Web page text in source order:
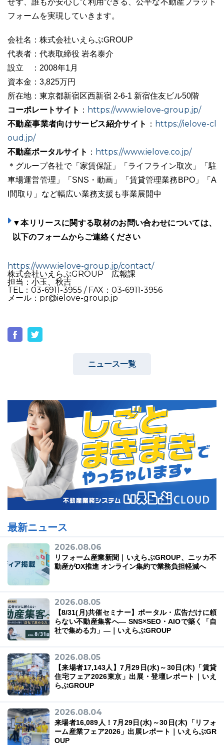
せず、誰もが安心して利用できる、公平な不動産プラット
フォームを実現していきます。
会社名：株式会社いえらぶGROUP
代表者：代表取締役 岩名泰介
設立 ：2008年1月
資本金：3,825万円
所在地：東京都新宿区西新宿 2-6-1 新宿住友ビル50階
コーポレートサイト ： https://www.ielove-group.jp/
不動産事業者向けサービス紹介サイト
： https://ielove-cl
oud.jp/
不動産ポータルサイト ： https://www.ielove.co.jp/
＊グループ各社で「家賃保証」「ライフライン取次」「駐
車場運営管理」「SNS・動画」「賃貸管理業務BPO」「A
I間取り」など幅広い業務支援も事業展開中
▼本リリースに関する取材のお問い合わせについては、
以下のフォームからご連絡ください
https://www.ielove-group.jp/contact/
株式会社いえらぶGROUP 広報課
担当：小玉、秋吉
TEL：03-6911-3955 / FAX：03-6911-3956
メール：pr@ielove-group.jp
ニュース一覧
最新ニュース
2026.08.06
リフォーム産業新聞｜いえらぶGROUP、ニッカ不
動産がDX推進 オンライン集約で業務負担軽減へ
2026.08.05
【8/31(月)共催セミナー】ポータル・広告だけに頼
らない不動産集客へ― SNS×SEO・AIOで築く「自
社で集める力」―｜いえらぶGROUP
2026.08.05
【来場者17,143人】7月29日(水)～30日(木)「賃貸
住宅フェア2026東京」出展・登壇レポート｜いえ
らぶGROUP
2026.08.04
来場者16,089人！7月29日(水)～30日(木)「リフォ
ーム産業フェア2026」出展レポート｜いえらぶGR
OUP